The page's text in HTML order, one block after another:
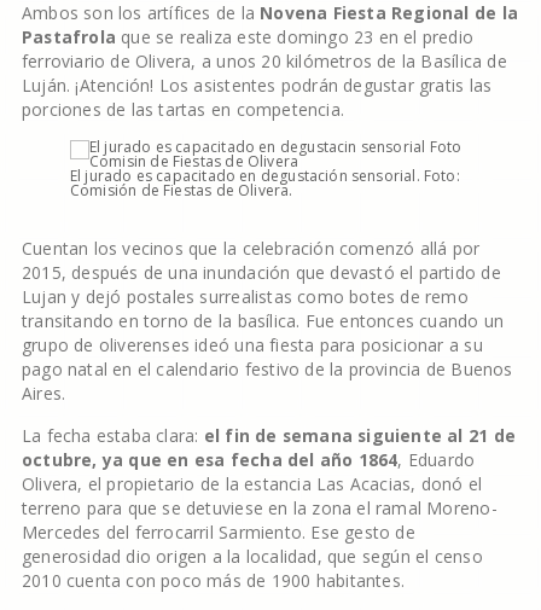
Ambos son los artífices de la Novena Fiesta Regional de la
Pastafrola que se realiza este domingo 23 en el predio
ferroviario de Olivera, a unos 20 kilómetros de la Basílica de
Luján. ¡Atención! Los asistentes podrán degustar gratis las
porciones de las tartas en competencia.
El jurado es capacitado en degustación sensorial. Foto:
Comisión de Fiestas de Olivera.
Cuentan los vecinos que la celebración comenzó allá por
2015, después de una inundación que devastó el partido de
Lujan y dejó postales surrealistas como botes de remo
transitando en torno de la basílica. Fue entonces cuando un
grupo de oliverenses ideó una fiesta para posicionar a su
pago natal en el calendario festivo de la provincia de Buenos
Aires.
La fecha estaba clara: el fin de semana siguiente al 21 de
octubre, ya que en esa fecha del año 1864, Eduardo
Olivera, el propietario de la estancia Las Acacias, donó el
terreno para que se detuviese en la zona el ramal Moreno-
Mercedes del ferrocarril Sarmiento. Ese gesto de
generosidad dio origen a la localidad, que según el censo
2010 cuenta con poco más de 1900 habitantes.